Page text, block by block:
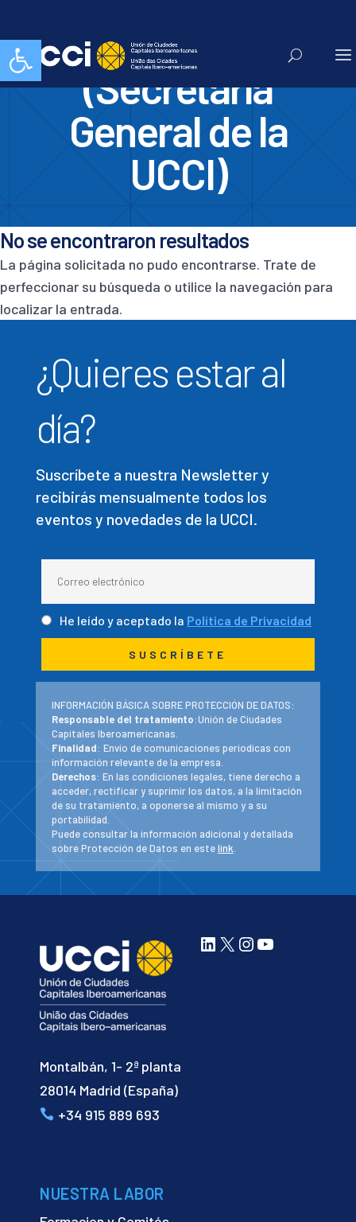
Abrir barra de herramientasMadrid
(Secretaría
General de la
UCCI)
No se encontraron resultados
La página solicitada no pudo encontrarse. Trate de
perfeccionar su búsqueda o utilice la navegación para
localizar la entrada.
¿Quieres estar al
día?
Suscríbete a nuestra Newsletter y
recibirás mensualmente todos los
eventos y novedades de la UCCI.
He leído y aceptado la Política de Privacidad
INFORMACIÓN BÁSICA SOBRE PROTECCIÓN DE DATOS:
Responsable del tratamiento:Unión de Ciudades
Capitales Iberoamericanas.
Finalidad: Envío de comunicaciones periodicas con
información relevante de la empresa.
Derechos: En las condiciones legales, tiene derecho a
acceder, rectificar y suprimir los datos, a la limitación
de su tratamiento, a oponerse al mismo y a su
portabilidad.
Puede consultar la información adicional y detallada
sobre Protección de Datos en estelink
Montalbán, 1- 2ª planta
28014 Madrid (España)
+34 915 889 693
LinkedIn
X Instagram
YouTube
NUESTRA LABOR